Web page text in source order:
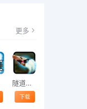
更多
隧道逃脱
下载